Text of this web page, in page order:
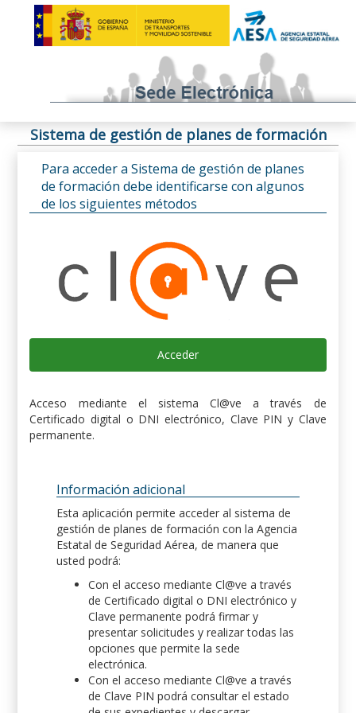
Sistema de gestión de planes de formación
Para acceder a Sistema de gestión de planes
de formación debe identificarse con algunos
de los siguientes métodos
Acceder
Acceso mediante el sistema Cl@ve a través de
Certificado digital o DNI electrónico, Clave PIN y Clave
permanente.
Información adicional
Esta aplicación permite acceder al sistema de
gestión de planes de formación con la Agencia
Estatal de Seguridad Aérea, de manera que
usted podrá:
Con el acceso mediante Cl@ve a través
de Certificado digital o DNI electrónico y
Clave permanente podrá firmar y
presentar solicitudes y realizar todas las
opciones que permite la sede
electrónica.
Con el acceso mediante Cl@ve a través
de Clave PIN podrá consultar el estado